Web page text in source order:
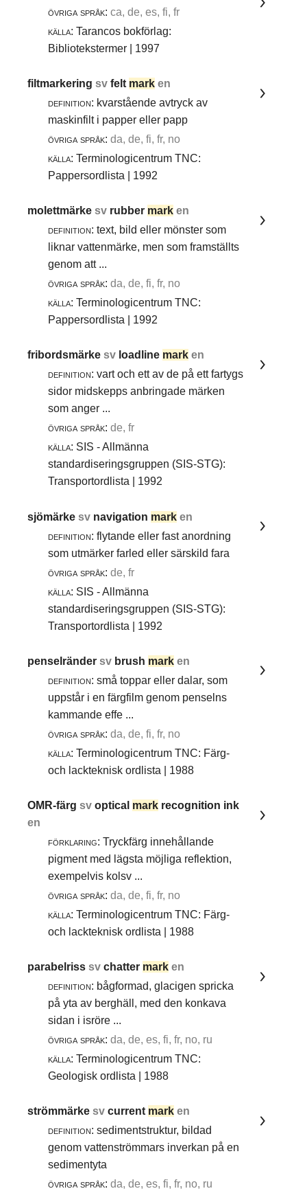
övriga språk: ca, de, es, fi, fr
källa: Tarancos bokförlag:
Bibliotekstermer | 1997
filtmarkeringsvfelt mark en
definition: kvarstående avtryck av
maskinfilt i papper eller papp
övriga språk: da, de, fi, fr, no
källa: Terminologicentrum TNC:
Pappersordlista | 1992
molettmärkesv rubber mark en
definition: text, bild eller mönster som
liknar vattenmärke, men som framställts
genom att ...
övriga språk: da, de, fi, fr, no
källa: Terminologicentrum TNC:
Pappersordlista | 1992
fribordsmärkesv loadline mark en
definition: vart och ett av de på ett fartygs
sidor midskepps anbringade märken
som anger ...
övriga språk: de, fr
källa: SIS - Allmänna
standardiseringsgruppen (SIS-STG):
Transportordlista | 1992
sjömärkesv navigation mark en
definition: flytande eller fast anordning
som utmärker farled eller särskild fara
övriga språk: de, fr
källa: SIS - Allmänna
standardiseringsgruppen (SIS-STG):
Transportordlista | 1992
penselrändersv brush mark en
definition: små toppar eller dalar, som
uppstår i en färgfilm genom penselns
kammande effe ...
övriga språk: da, de, fi, fr, no
källa: Terminologicentrum TNC: Färg-
och lackteknisk ordlista | 1988
OMR-färgsvoptical mark recognition ink
en
förklaring: Tryckfärg innehållande
pigment med lägsta möjliga reflektion,
exempelvis kolsv ...
övriga språk: da, de, fi, fr, no
källa: Terminologicentrum TNC: Färg-
och lackteknisk ordlista | 1988
parabelrisssvchatter mark en
definition: bågformad, glacigen spricka
på yta av berghäll, med den konkava
sidan i isröre ...
övriga språk: da, de, es, fi, fr, no, ru
källa: Terminologicentrum TNC:
Geologisk ordlista | 1988
strömmärkesvcurrent mark en
definition: sedimentstruktur, bildad
genom vattenströmmars inverkan på en
sedimentyta
övriga språk: da, de, es, fi, fr, no, ru